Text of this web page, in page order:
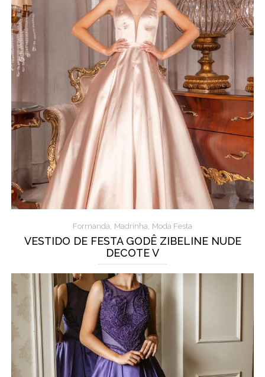
Formanda, Madrinha, Moda Festa
VESTIDO DE FESTA GODÊ ZIBELINE NUDE
DECOTE V